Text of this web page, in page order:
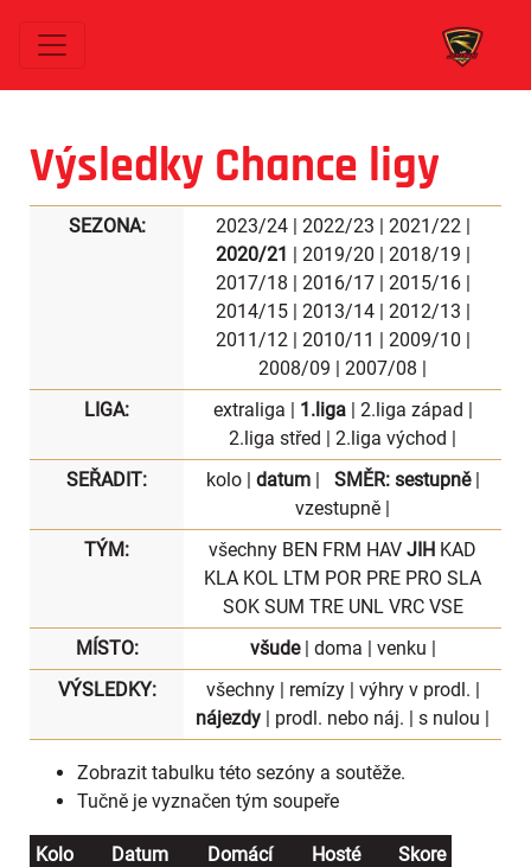
Výsledky Chance ligy
SEZONA: 2023/24| 2022/23 | 2021/22|
2020/21 | 2019/20 | 2018/19 |
2017/18 | 2016/17| 2015/16|
2014/15| 2013/14| 2012/13 |
2011/12| 2010/11 | 2009/10 |
2008/09 | 2007/08 |
LIGA:
extraliga | 1.liga| 2.liga západ |
2.liga střed | 2.liga východ |
SEŘADIT:
kolo| datum| SMĚR: sestupně|
vzestupně |
TÝM:
všechny BEN FRM HAV JIH KAD
KLA KOL LTM POR PRE PRO SLA
SOK SUM TRE UNL VRC VSE
MÍSTO:
všude| doma | venku |
VÝSLEDKY:
všechny| remízy| výhry v prodl. |
nájezdy | prodl. nebo náj. | s nulou |
Zobrazit tabulku této sezóny a soutěže.
Tučně je vyznačen tým soupeře
Kolo Datum Domácí Hosté
Skore